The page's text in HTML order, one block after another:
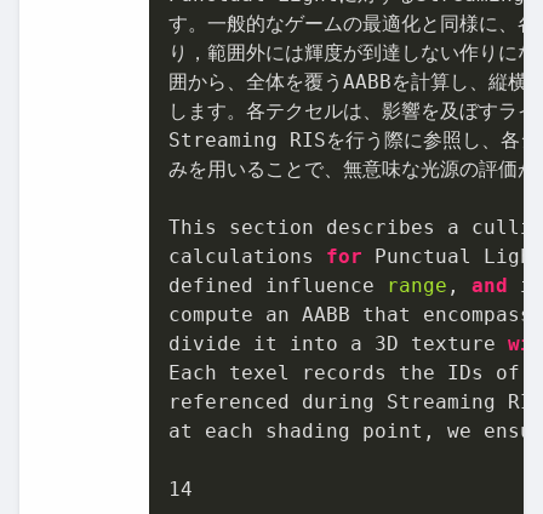
す。一般的なゲームの最適化と同様に、
り，範囲外には輝度が到達しない作り
囲から、全体を覆うAABBを計算し、縦
します。各テクセルは、影響を及ぼすラ
Streaming RISを行う際に参照し、各シ
みを用いることで、無意味な光源の評価
This section describes a
calculations for Punctual
defined influence
range , and
compute an AABB that
divide it into a 3D texture
Each texel records the IDs
referenced during Streaming
at each shading point, we
14